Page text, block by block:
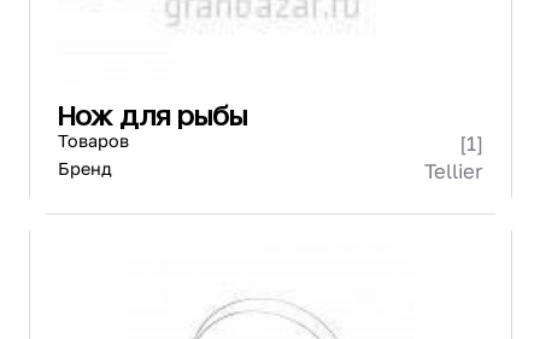
Нож для рыбы
Товаров [1]
Бренд Tellier